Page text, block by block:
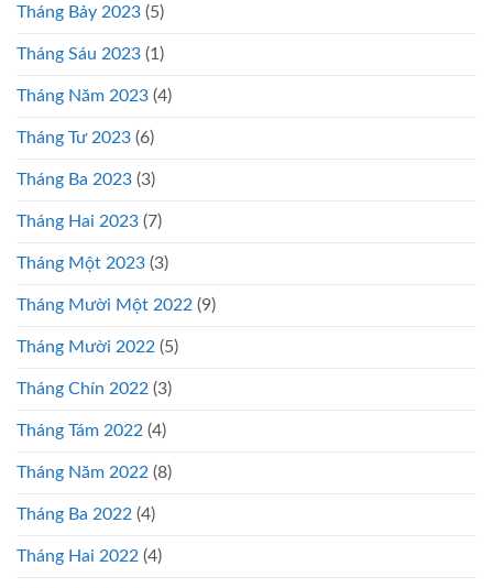
Tháng Bảy 2023 (5)
Tháng Sáu 2023 (1)
Tháng Năm 2023 (4)
Tháng Tư 2023 (6)
Tháng Ba 2023 (3)
Tháng Hai 2023 (7)
Tháng Một 2023 (3)
Tháng Mười Một 2022 (9)
Tháng Mười 2022 (5)
Tháng Chín 2022 (3)
Tháng Tám 2022 (4)
Tháng Năm 2022 (8)
Tháng Ba 2022 (4)
Tháng Hai 2022 (4)